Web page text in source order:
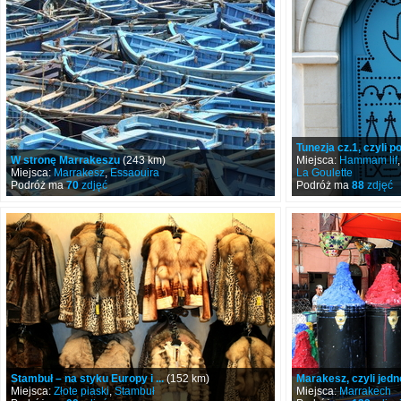
W stronę Marrakeszu(243 km)
Miejsca: Marrakesz,Essaouira
Podróż ma70 zdjęć
Tunezja cz.1, czyli
Miejsca: Hammam lif
La Goulette
Podróż ma 88 zdjęć
Stambuł – na styku Europy i ...(152 km)
Miejsca: Złote piaski,Stambuł
Marakesz, czyli
Miejsca:Marrakech